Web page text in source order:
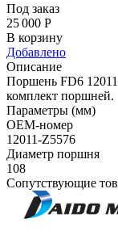
Под заказ
25 000 Р
В корзину
Добавлено
Описание
Поршень FD6
комплект поршней.
Параметры (мм)
OEM-номер
12011-Z5576
Диаметр поршня
108
Сопутствующие